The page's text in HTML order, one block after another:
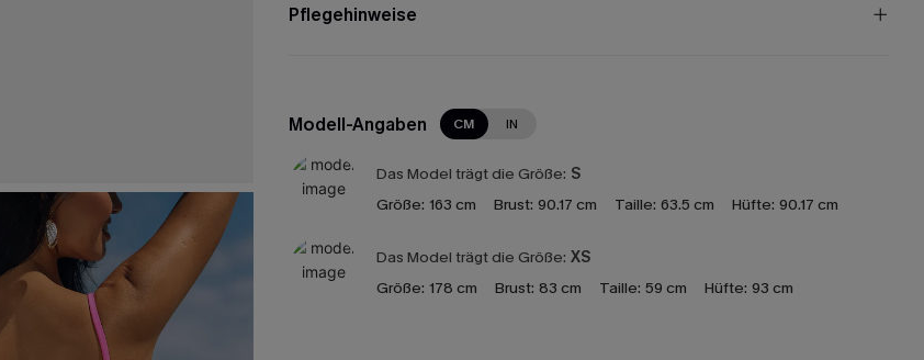
Pflegehinweise
Modell-Angaben CM IN
Das Model trägt die Größe: S
Größe: 163 cm Brust: 90.17 cm Taille: 63.5 cm Hüfte: 90.17 cm
Das Model trägt die Größe: XS
Größe: 178 cm Brust: 83 cm Taille: 59 cm Hüfte: 93 cm